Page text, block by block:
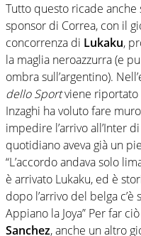
Tutto questo ricade
sponsor di Correa, con il
concorrenza di Lukaku,
la maglia neroazzurra (e
ombra sull’argentino).
dello Sportviene riportato
Inzaghi ha voluto fare
impedire l’arrivo all’Inter di
quotidiano aveva già un
“L’accordo andava solo
è arrivato Lukaku, ed è
dopo l’arrivo del belga
Appiano la Joya” Per far
Sanchez, anche un altro